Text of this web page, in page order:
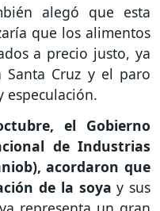
alegó que esta
que los alimentos
a precio justo, ya
Cruz y el paro
especulación.
el Gobierno
de Industrias
acordaron que
de la soya y sus